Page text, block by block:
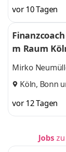
vor 10 Tagen
m Raum
Mirko
Köln, Bonn
vor 12 Tagen
Jobs